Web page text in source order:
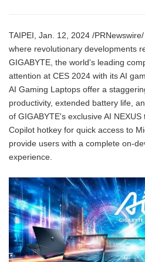
TAIPEI, Jan. 12, 2024 /
where revolutionary developments
GIGABYTE, the world's leading
attention at CES 2024 with its AI
AI Gaming Laptops offer a
productivity, extended battery life,
of GIGABYTE's exclusive AI
Copilot hotkey for quick access to
provide users with a complete on-
experience.